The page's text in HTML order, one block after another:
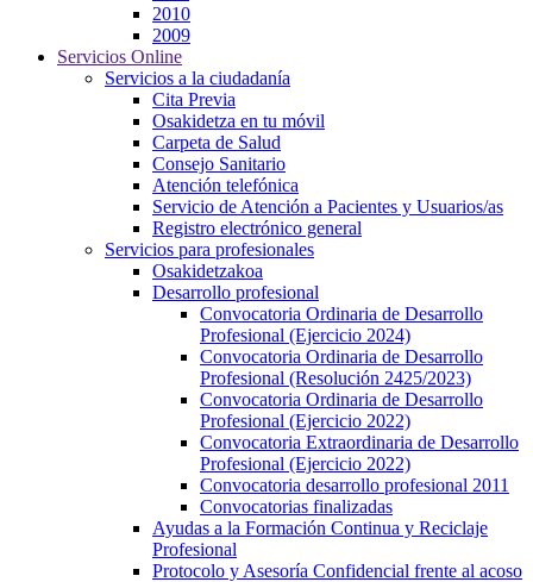
2010
2009
Servicios Online
Servicios a la ciudadanía
Cita Previa
Osakidetza en tu móvil
Carpeta de Salud
Consejo Sanitario
Atención telefónica
Servicio de Atención a Pacientes y Usuarios/as
Registro electrónico general
Servicios para profesionales
Osakidetzakoa
Desarrollo profesional
Convocatoria Ordinaria de Desarrollo
Profesional (Ejercicio 2024)
Convocatoria Ordinaria de Desarrollo
Profesional (Resolución 2425/2023)
Convocatoria Ordinaria de Desarrollo
Profesional (Ejercicio 2022)
Convocatoria Extraordinaria de Desarrollo
Profesional (Ejercicio 2022)
Convocatoria desarrollo profesional 2011
Convocatorias finalizadas
Ayudas a la Formación Continua y Reciclaje
Profesional
Protocolo y Asesoría Confidencial frente al acoso